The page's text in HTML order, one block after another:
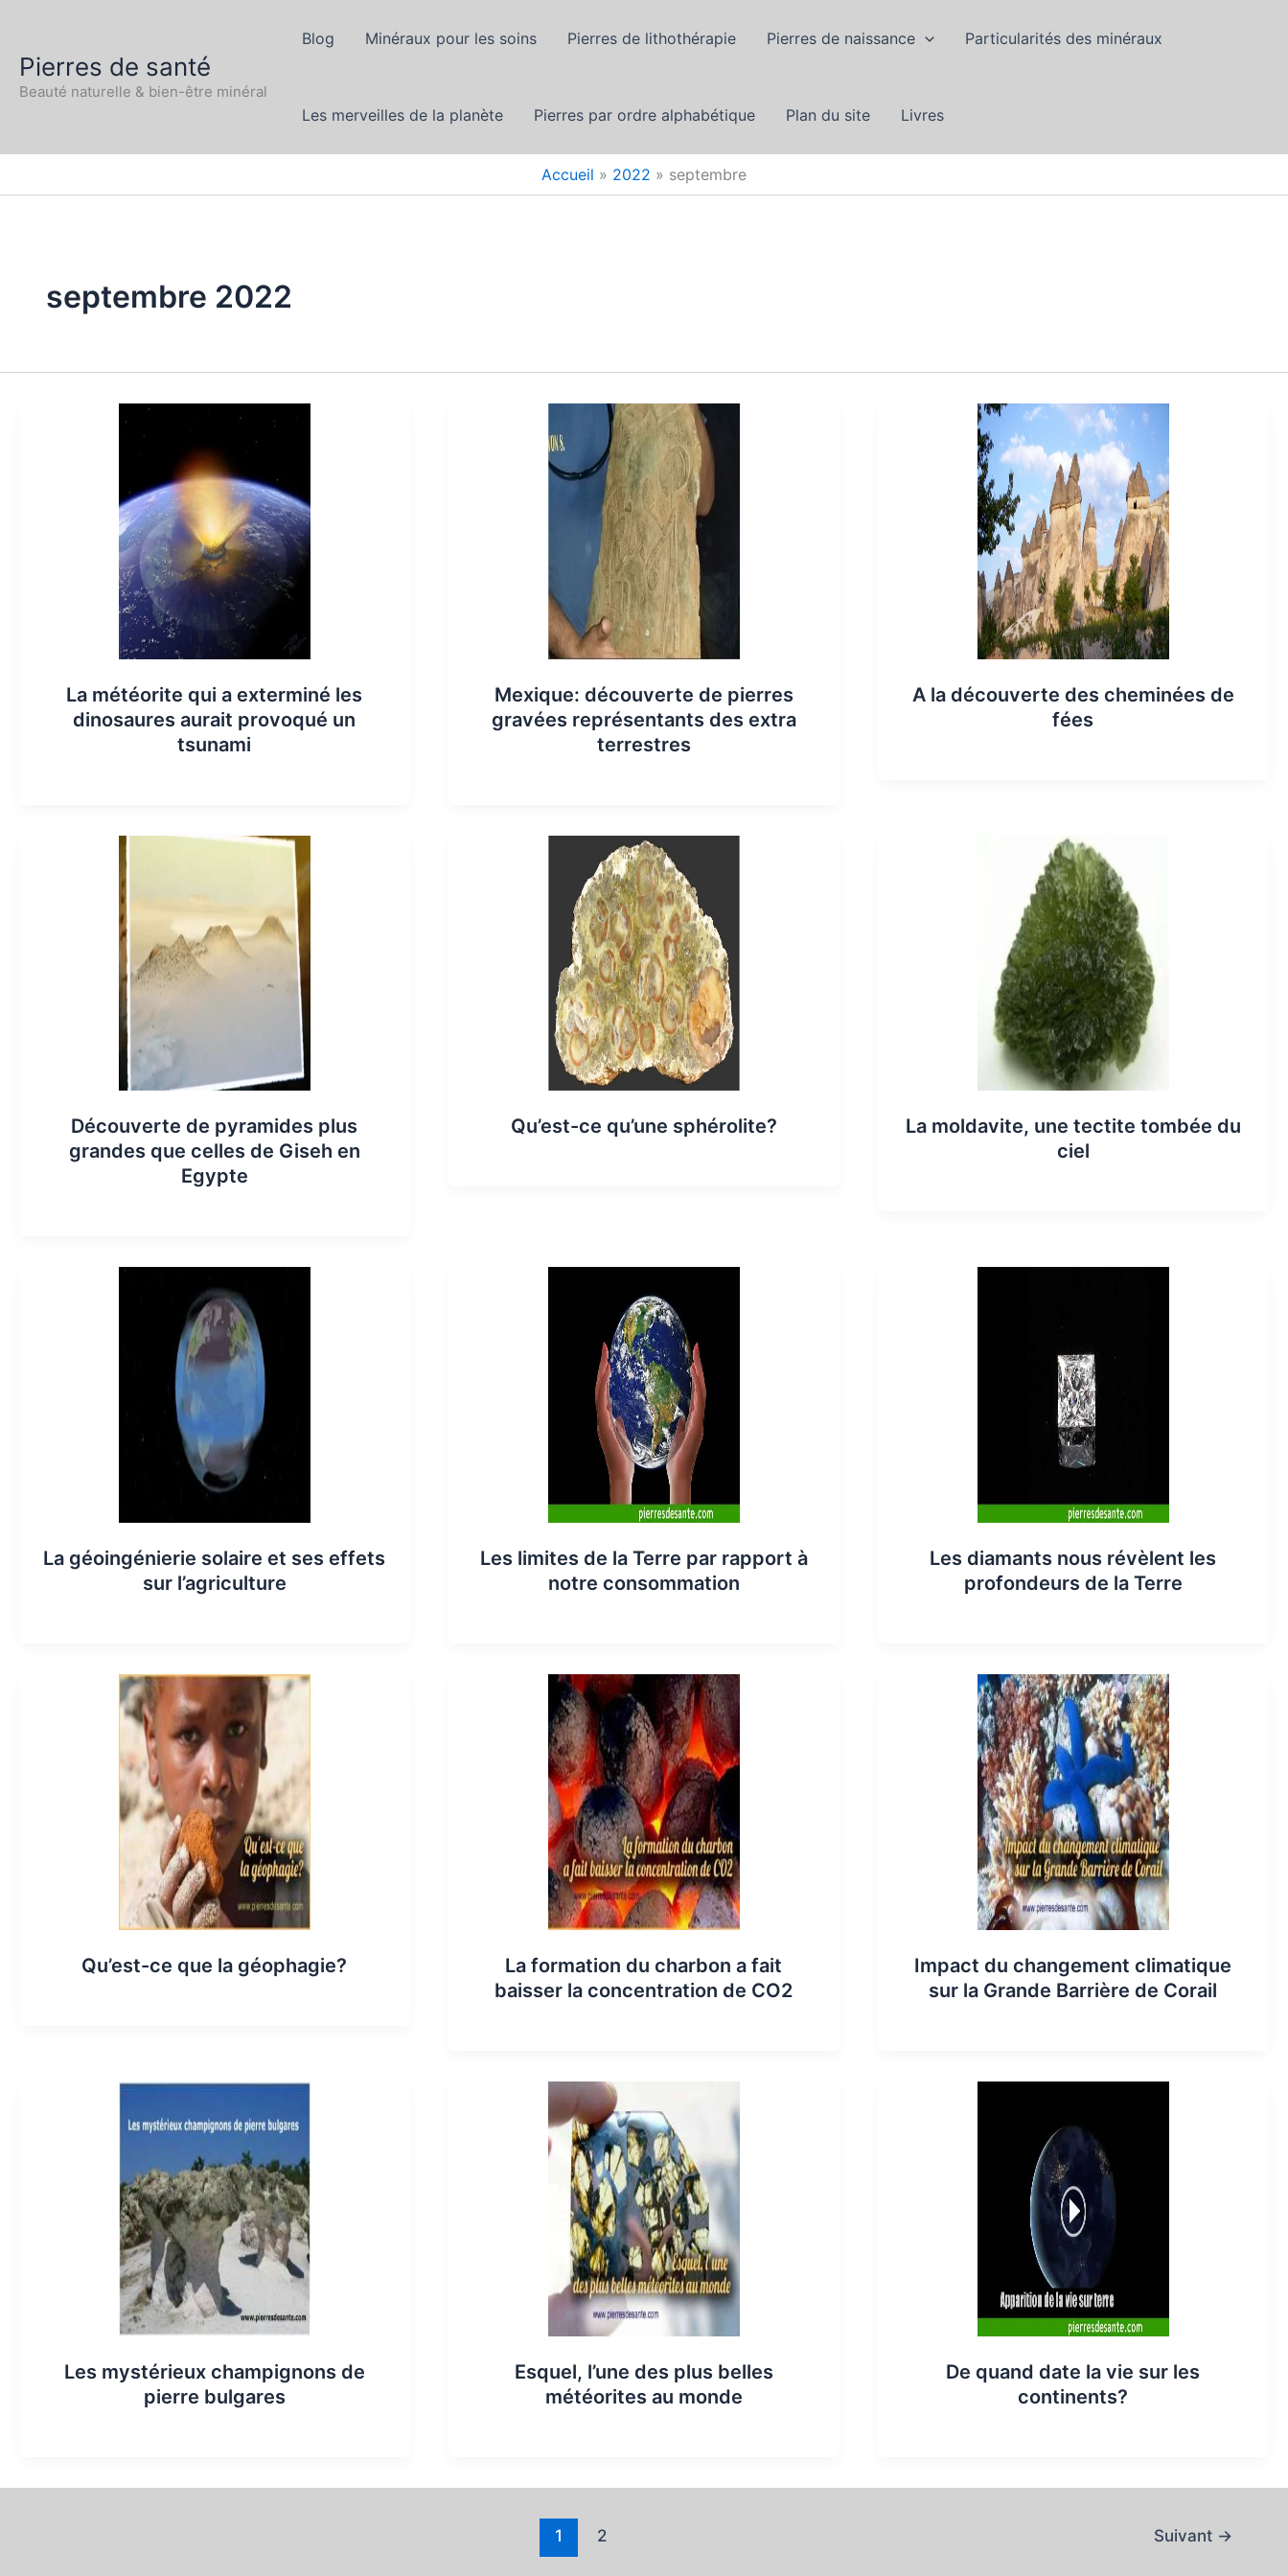
contenu
Pierres de santé
Beauté naturelle & bien-être minéral
Blog Minéraux pour les soins Pierres de lithothérapie Pierres de naissance Particularités des minéraux
Les merveilles de la planète Pierres par ordre alphabétique Plan du site Livres
Accueil 2022 septembre
septembre 2022
La météorite qui a exterminé les
dinosaures aurait provoqué un
tsunami
Mexique: découverte de pierres
gravées représentants des extra
terrestres
A la découverte des cheminées de
fées
Découverte de pyramides plus
grandes que celles de Giseh en
Egypte
Qu’est-ce qu’une sphérolite?
La moldavite, une tectite tombée du
ciel
La géoingénierie solaire et ses effets
sur l’agriculture
Les limites de la Terre par rapport à
notre consommation
Les diamants nous révèlent les
profondeurs de la Terre
Qu’est-ce que la géophagie?
La formation du charbon a fait
baisser la concentration de CO2
Impact du changement climatique
sur la Grande Barrière de Corail
Les mystérieux champignons de
pierre bulgares
Esquel, l’une des plus belles
météorites au monde
De quand date la vie sur les
continents?
1 2 Suivant →